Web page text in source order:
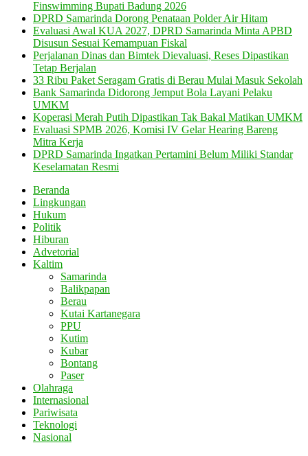
Finswimming Bupati Badung 2026
DPRD Samarinda Dorong Penataan Polder Air Hitam
Evaluasi Awal KUA 2027, DPRD Samarinda Minta APBD
Disusun Sesuai Kemampuan Fiskal
Perjalanan Dinas dan Bimtek Dievaluasi, Reses Dipastikan
Tetap Berjalan
33 Ribu Paket Seragam Gratis di Berau Mulai Masuk Sekolah
Bank Samarinda Didorong Jemput Bola Layani Pelaku
UMKM
Koperasi Merah Putih Dipastikan Tak Bakal Matikan UMKM
Evaluasi SPMB 2026, Komisi IV Gelar Hearing Bareng
Mitra Kerja
DPRD Samarinda Ingatkan Pertamini Belum Miliki Standar
Keselamatan Resmi
Beranda
Lingkungan
Hukum
Politik
Hiburan
Advetorial
Kaltim
Samarinda
Balikpapan
Berau
Kutai Kartanegara
PPU
Kutim
Kubar
Bontang
Paser
Olahraga
Internasional
Pariwisata
Teknologi
Nasional